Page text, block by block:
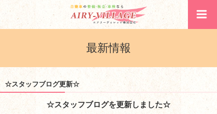
最新情報
☆スタッフブログ更新☆
☆スタッフブログを更新しました☆